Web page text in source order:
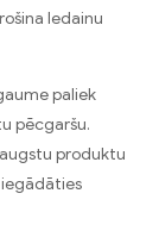
ledainu
paliek
pēcgaršu.
produktu